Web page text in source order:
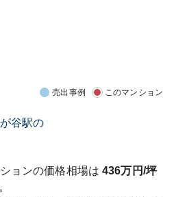
売出事例 このマンション
谷駅の
ョンの価格相場は 436万円/坪